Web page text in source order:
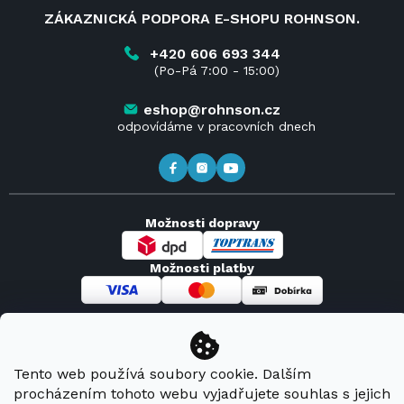
Tento web používá soubory cookie. Dalším
procházením tohoto webu vyjadřujete souhlas s jejich
Reklamace
Vrácení zboží do 14 dnů
ZÁKAZNICKÁ PODPORA E-SHOPU ROHNSON.
+420 606 693 344
(Po-Pá 7:00 - 15:00)
eshop@rohnson.cz
odpovídáme v pracovních dnech
Možnosti dopravy
Možnosti platby
Rohnson. Všechna práva vyhrazena.